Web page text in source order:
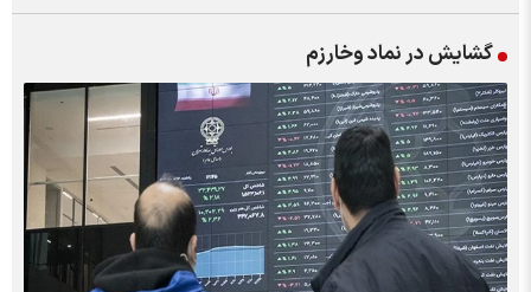
گشایش در نماد وخارزم